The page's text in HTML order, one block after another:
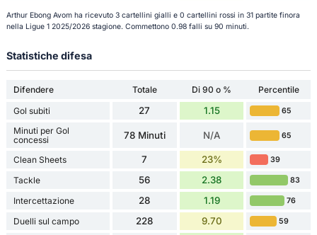
Arthur Ebong Avom ha ricevuto 3 cartellini gialli e 0 cartellini rossi in 31 partite finora
nella Ligue 1 2025/2026 stagione. Commettono 0.98 falli su 90 minuti.
Statistiche difesa
Difendere Totale Di 90 o %
Percentile
Gol subiti
27 1.15 65
Minuti per Gol
concessi
78 Minuti N/A 65
Clean Sheets 7 23% 39
Tackle 56 2.38 83
Intercettazione 28 1.19 76
Duelli sul campo 228 9.70 59